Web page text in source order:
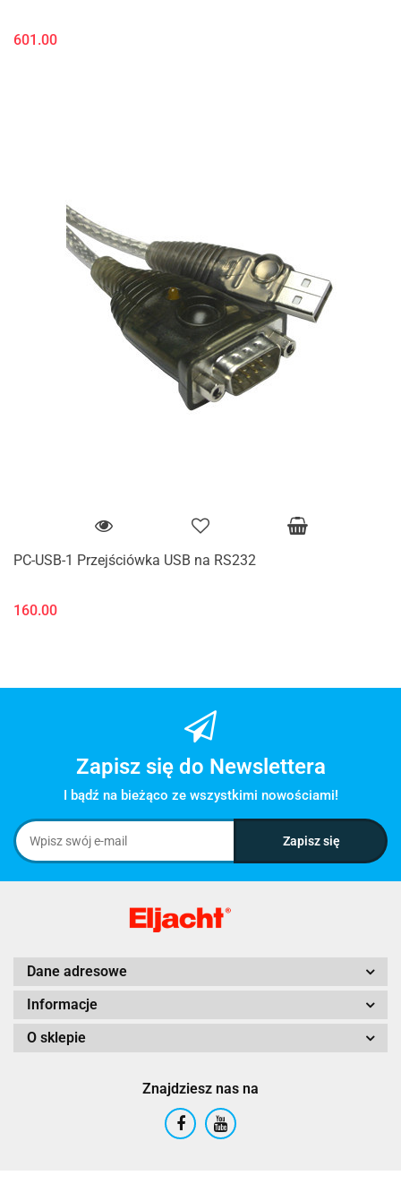
601.00
PC-USB-1 Przejściówka USB na RS232
160.00
Zapisz się do Newslettera
I bądź na bieżąco ze wszystkimi nowościami!
Dane adresowe
Informacje
O sklepie
Znajdziesz nas na